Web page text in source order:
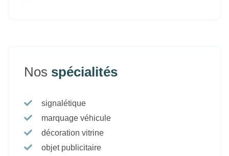
Nos spécialités
signalétique
marquage véhicule
décoration vitrine
objet publicitaire